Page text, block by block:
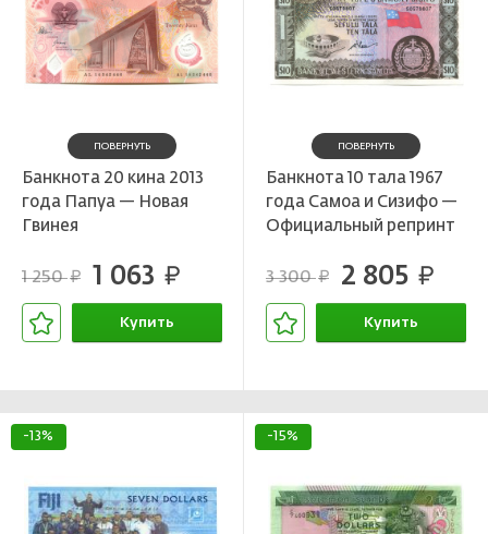
ПОВЕРНУТЬ
Банкнота 20 кина 2013
года Папуа — Новая
Гвинея
1 250руб. 1 063 руб.
Купить
ПОВЕРНУТЬ
Банкнота 10 тала 1967
года Самоа и Сизифо —
Официальный репринт
3 300руб. 2 805 руб.
Купить
-13% -15%